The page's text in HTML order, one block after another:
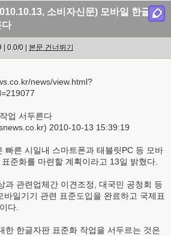
소비자신문) 모바일 한글자
다
| 0.0/0 | 본문 건너뛰기
news/view.html?
업 서두른다
2010-10-13 15:39:19
빠른 시일내 스마트폰과 태블릿PC 등 모바
준화를 마련할 계획이라고 13일 밝혔다.
과 관련업체간 이견조정, 대국민 공청회 등
바일기기 관련 표준도입을 완료하고 국제표
다.
한 한글자판 표준화 작업을 서두르는 것은